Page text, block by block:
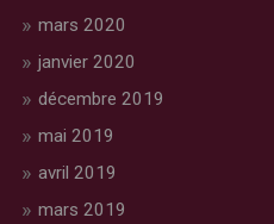
mars 2020
janvier 2020
décembre 2019
mai 2019
avril 2019
mars 2019